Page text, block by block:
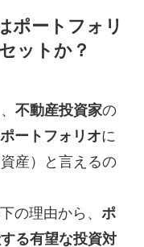
ポートフォリ
ットか？
不動産投資家の
ポートフォリオに
産）と言えるの
の理由から、 ポ
る有望な投資対